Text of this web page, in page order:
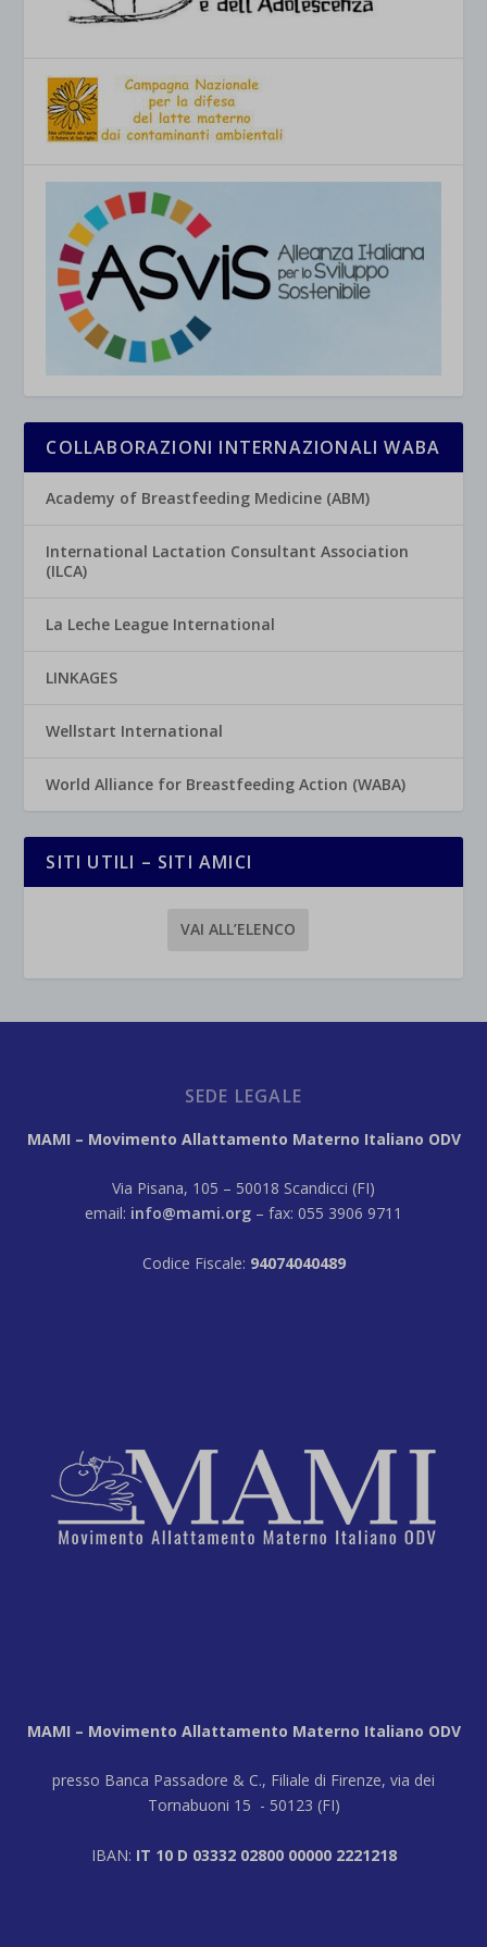
COLLABORAZIONI INTERNAZIONALI WABA
Academy of Breastfeeding Medicine (ABM)
International Lactation Consultant Association
(ILCA)
La Leche League International
LINKAGES
Wellstart International
World Alliance for Breastfeeding Action (WABA)
SITI UTILI – SITI AMICI
VAI ALL’ELENCO
SEDE LEGALE
MAMI – Movimento Allattamento Materno Italiano ODV
Via Pisana, 105 – 50018 Scandicci (FI)
email: info@mami.org – fax: 055 3906 9711
Codice Fiscale: 94074040489
MAMI – Movimento Allattamento Materno Italiano ODV
presso Banca Passadore & C., Filiale di Firenze, via dei
Tornabuoni 15 - 50123 (FI)
IBAN: IT 10 D 03332 02800 00000 2221218